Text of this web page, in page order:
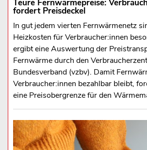
Teure Fernwärmepreise:
fordert Preisdeckel
In gut jedem vierten Fernwärmenetz
Heizkosten für Verbraucher:innen
ergibt eine Auswertung der
Fernwärme durch den
Bundesverband (vzbv). Damit
Verbraucher:innen bezahlbar bleibt,
eine Preisobergrenze für den